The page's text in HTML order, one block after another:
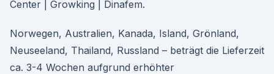
Center | Growking | Dinafem.
Norwegen, Australien, Kanada, Island, Grönland,
Neuseeland, Thailand, Russland – beträgt die Lieferzeit
ca. 3-4 Wochen aufgrund erhöhter